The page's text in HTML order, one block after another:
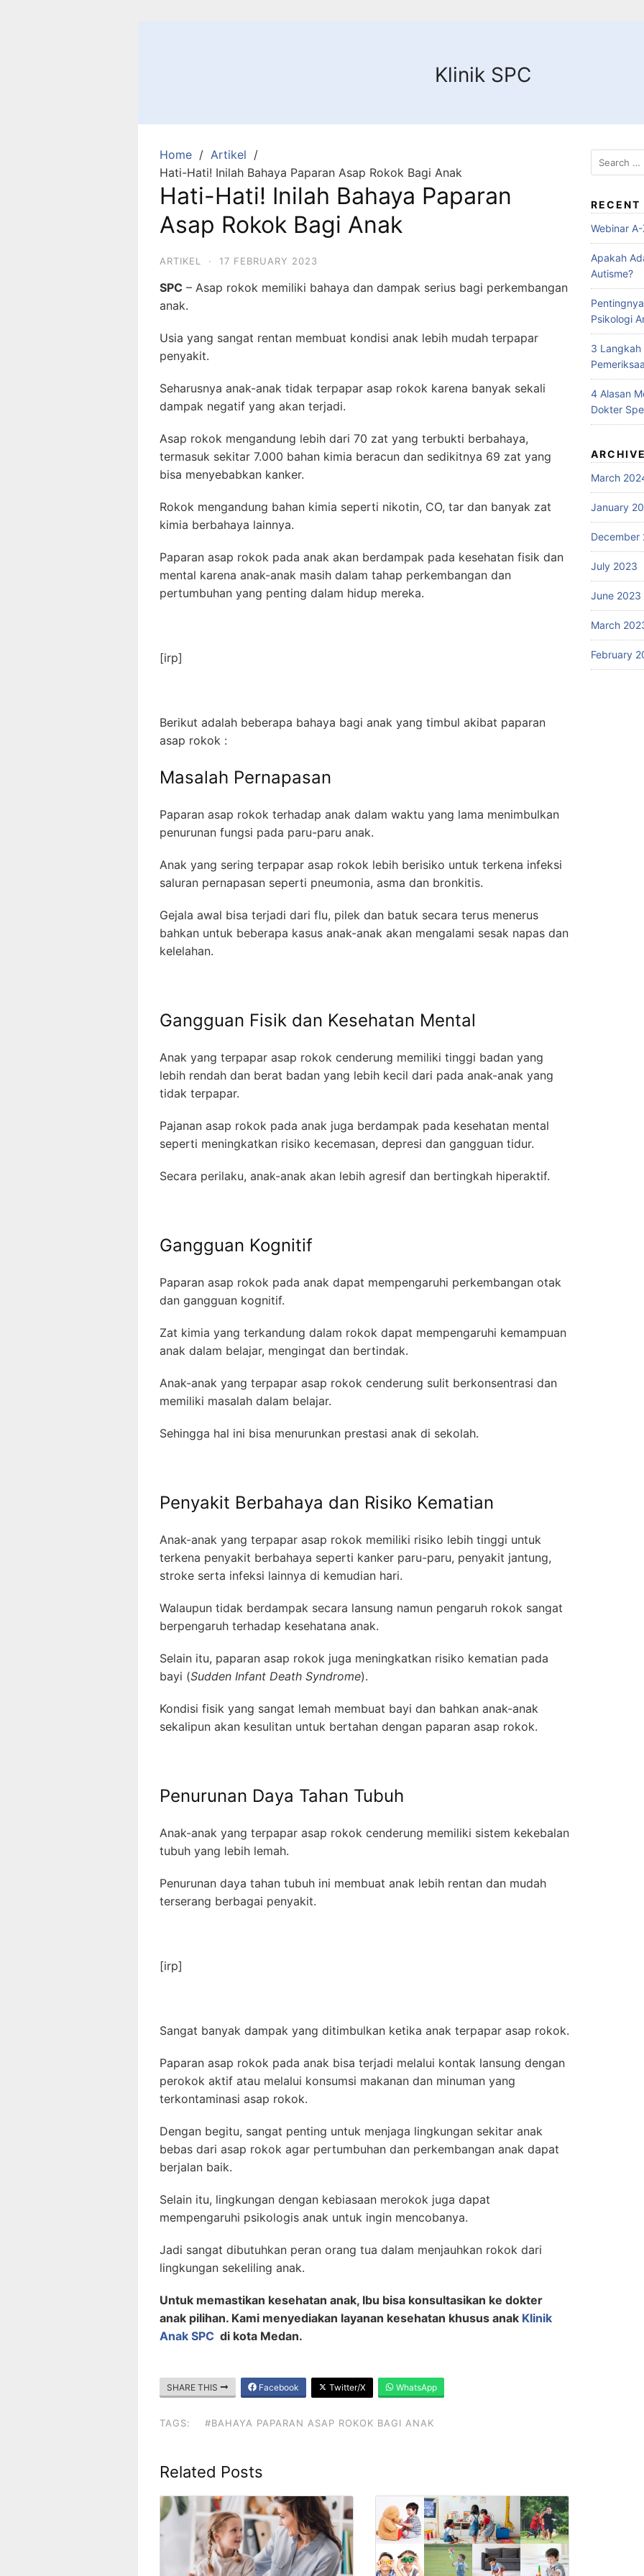
Klinik SPC
Home
Artikel
Hati-Hati! Inilah Bahaya Paparan Asap Rokok Bagi Anak
Hati-Hati! Inilah Bahaya Paparan
Asap Rokok Bagi Anak
ARTIKEL · 17 FEBRUARY 2023
SPC – Asap rokok memiliki bahaya dan dampak serius bagi perkembangan
anak.
Usia yang sangat rentan membuat kondisi anak lebih mudah terpapar
penyakit.
Seharusnya anak-anak tidak terpapar asap rokok karena banyak sekali
dampak negatif yang akan terjadi.
Asap rokok mengandung lebih dari 70 zat yang terbukti berbahaya,
termasuk sekitar 7.000 bahan kimia beracun dan sedikitnya 69 zat yang
bisa menyebabkan kanker.
Rokok mengandung bahan kimia seperti nikotin, CO, tar dan banyak zat
kimia berbahaya lainnya.
Paparan asap rokok pada anak akan berdampak pada kesehatan fisik dan
mental karena anak-anak masih dalam tahap perkembangan dan
pertumbuhan yang penting dalam hidup mereka.
[irp]
Berikut adalah beberapa bahaya bagi anak yang timbul akibat paparan
asap rokok :
Masalah Pernapasan
Paparan asap rokok terhadap anak dalam waktu yang lama menimbulkan
penurunan fungsi pada paru-paru anak.
Anak yang sering terpapar asap rokok lebih berisiko untuk terkena infeksi
saluran pernapasan seperti pneumonia, asma dan bronkitis.
Gejala awal bisa terjadi dari flu, pilek dan batuk secara terus menerus
bahkan untuk beberapa kasus anak-anak akan mengalami sesak napas dan
kelelahan.
Gangguan Fisik dan Kesehatan Mental
Anak yang terpapar asap rokok cenderung memiliki tinggi badan yang
lebih rendah dan berat badan yang lebih kecil dari pada anak-anak yang
tidak terpapar.
Pajanan asap rokok pada anak juga berdampak pada kesehatan mental
seperti meningkatkan risiko kecemasan, depresi dan gangguan tidur.
Secara perilaku, anak-anak akan lebih agresif dan bertingkah hiperaktif.
Gangguan Kognitif
Paparan asap rokok pada anak dapat mempengaruhi perkembangan otak
dan gangguan kognitif.
Zat kimia yang terkandung dalam rokok dapat mempengaruhi kemampuan
anak dalam belajar, mengingat dan bertindak.
Anak-anak yang terpapar asap rokok cenderung sulit berkonsentrasi dan
memiliki masalah dalam belajar.
Sehingga hal ini bisa menurunkan prestasi anak di sekolah.
Penyakit Berbahaya dan Risiko Kematian
Anak-anak yang terpapar asap rokok memiliki risiko lebih tinggi untuk
terkena penyakit berbahaya seperti kanker paru-paru, penyakit jantung,
stroke serta infeksi lainnya di kemudian hari.
Walaupun tidak berdampak secara lansung namun pengaruh rokok sangat
berpengaruh terhadap kesehatana anak.
Selain itu, paparan asap rokok juga meningkatkan risiko kematian pada
bayi (Sudden Infant Death Syndrome).
Kondisi fisik yang sangat lemah membuat bayi dan bahkan anak-anak
sekalipun akan kesulitan untuk bertahan dengan paparan asap rokok.
Penurunan Daya Tahan Tubuh
Anak-anak yang terpapar asap rokok cenderung memiliki sistem kekebalan
tubuh yang lebih lemah.
Penurunan daya tahan tubuh ini membuat anak lebih rentan dan mudah
terserang berbagai penyakit.
[irp]
Sangat banyak dampak yang ditimbulkan ketika anak terpapar asap rokok.
Paparan asap rokok pada anak bisa terjadi melalui kontak lansung dengan
perokok aktif atau melalui konsumsi makanan dan minuman yang
terkontaminasi asap rokok.
Dengan begitu, sangat penting untuk menjaga lingkungan sekitar anak
bebas dari asap rokok agar pertumbuhan dan perkembangan anak dapat
berjalan baik.
Selain itu, lingkungan dengan kebiasaan merokok juga dapat
mempengaruhi psikologis anak untuk ingin mencobanya.
Jadi sangat dibutuhkan peran orang tua dalam menjauhkan rokok dari
lingkungan sekeliling anak.
Untuk memastikan kesehatan anak, Ibu bisa konsultasikan ke dokter
anak pilihan. Kami menyediakan layanan kesehatan khusus anak Klinik
Anak SPC di kota Medan.
SHARE THIS Facebook Twitter/X WhatsApp
TAGS: #BAHAYA PAPARAN ASAP ROKOK BAGI ANAK
Related Posts
Search
for:
RECENT
Webinar
Apakah
Autisme?
Psikologi
3 Langkah
4 Alasan
Dokter
March
January
December
July 2023
June 2023
March
February